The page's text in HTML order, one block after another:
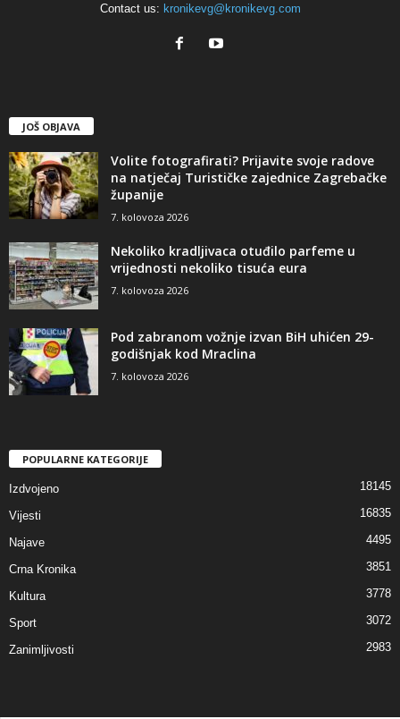
Contact us: kronikevg@kronikevg.com
JOŠ OBJAVA
Volite fotografirati? Prijavite svoje radove
na natječaj Turističke zajednice Zagrebačke
županije
7. kolovoza 2026
Nekoliko kradljivaca otuđilo parfeme u
vrijednosti nekoliko tisuća eura
7. kolovoza 2026
Pod zabranom vožnje izvan BiH uhićen 29-
godišnjak kod Mraclina
7. kolovoza 2026
POPULARNE KATEGORIJE
Izdvojeno 18145
Vijesti 16835
Najave 4495
Crna Kronika 3851
Kultura 3778
Sport 3072
Zanimljivosti 2983